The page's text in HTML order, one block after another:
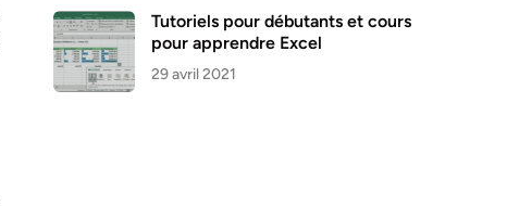
Tutoriels pour débutants et cours
pour apprendre Excel
29 avril 2021